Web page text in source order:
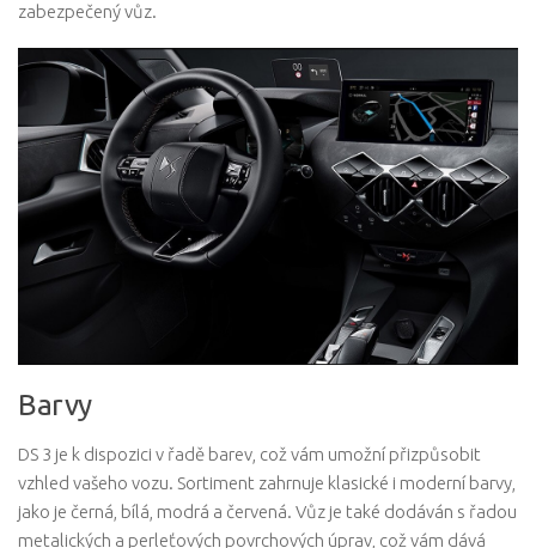
zabezpečený vůz.
Barvy
DS 3 je k dispozici v řadě barev, což vám umožní přizpůsobit
vzhled vašeho vozu. Sortiment zahrnuje klasické i moderní barvy,
jako je černá, bílá, modrá a červená. Vůz je také dodáván s řadou
metalických a perleťových povrchových úprav, což vám dává